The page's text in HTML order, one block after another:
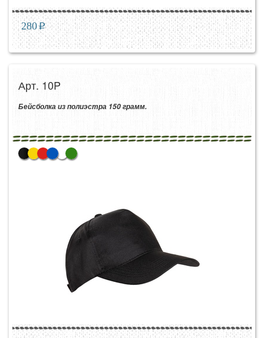
280p
Арт. 10P
Бейсболка из полиэстра 150 грамм.